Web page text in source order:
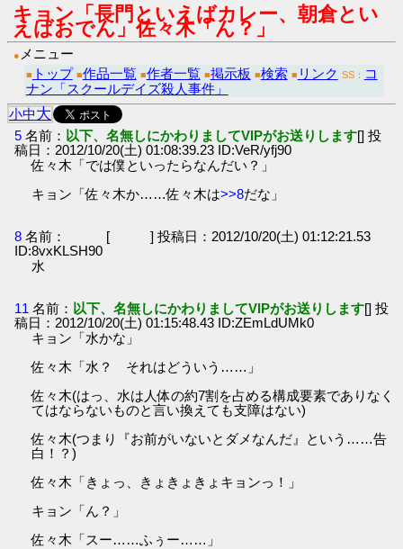
キョン「長門といえばカレー、朝倉とい
えばおでん」佐々木「ん？」
● メニュー
■ トップ ■作品一覧 ■作者一覧 ■掲示板 ■検索 ■ リンク SS： コ
ナン「スクールデイズ殺人事件」
小中大
5 名前： 以下、名無しにかわりましてVIPがお送りします[] 投
稿日：2012/10/20(土) 01:08:39.23 ID:VeR/yfj90
佐々木「では僕といったらなんだい？」
キョン「佐々木か……佐々木は>>8だな」
8 名前：
[ ] 投稿日：2012/10/20(土) 01:12:21.53
ID:8vxKLSH90
水
11 名前： 以下、名無しにかわりましてVIPがお送りします[] 投
稿日：2012/10/20(土) 01:15:48.43 ID:ZEmLdUMk0
キョン「水かな」
佐々木「水？ それはどういう……」
佐々木(はっ、水は人体の約7割を占める構成要素でありなく
てはならないものと言い換えても支障はない)
佐々木(つまり『お前がいないとダメなんだ』という……告
白！？)
佐々木「きょっ、きょきょきょキョンっ！」
キョン「ん？」
佐々木「スー……ふぅー……」